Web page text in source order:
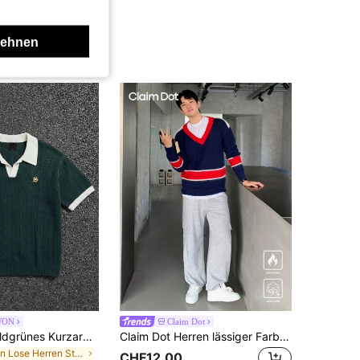
SUMWON Waldgrünes Kurzarm Strick-Poloshirt mit kontrastierendem weißen Kragen und Manschetten, im Preppy Vintage Stil mit akademischem Look
in Lose Herren Strickoberteile
Claim Dot
Claim Dot Herren lässiger Farbblock-Splice Oversized Pullover, Herbst/Winter